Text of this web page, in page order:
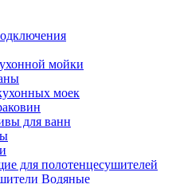
мойки
моек
для ванн
для полотенцесушителей
Водяные